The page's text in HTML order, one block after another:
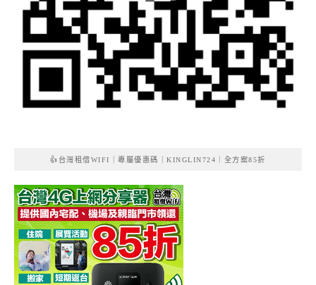
👍台灣租借WIFI｜專屬優惠碼｜KINGLIN724｜全方案85折